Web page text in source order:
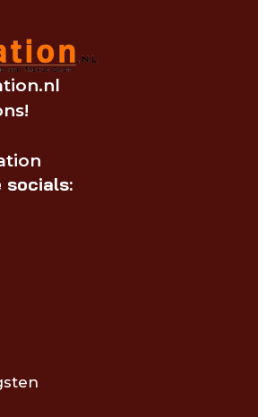
socials: